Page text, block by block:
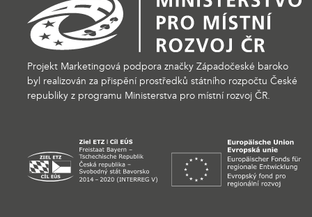
Projekt Marketingová podpora značky Západočeské baroko
byl realizován za přispění prostředků státního rozpočtu České
republiky z programu Ministerstva pro místní rozvoj ČR.